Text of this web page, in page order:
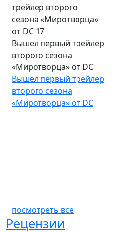
Вышел первый трейлер
второго сезона
«Миротворца» от DC
Вышел первый трейлер
второго сезона
«Миротворца» от DC
посмотреть все
Рецензии